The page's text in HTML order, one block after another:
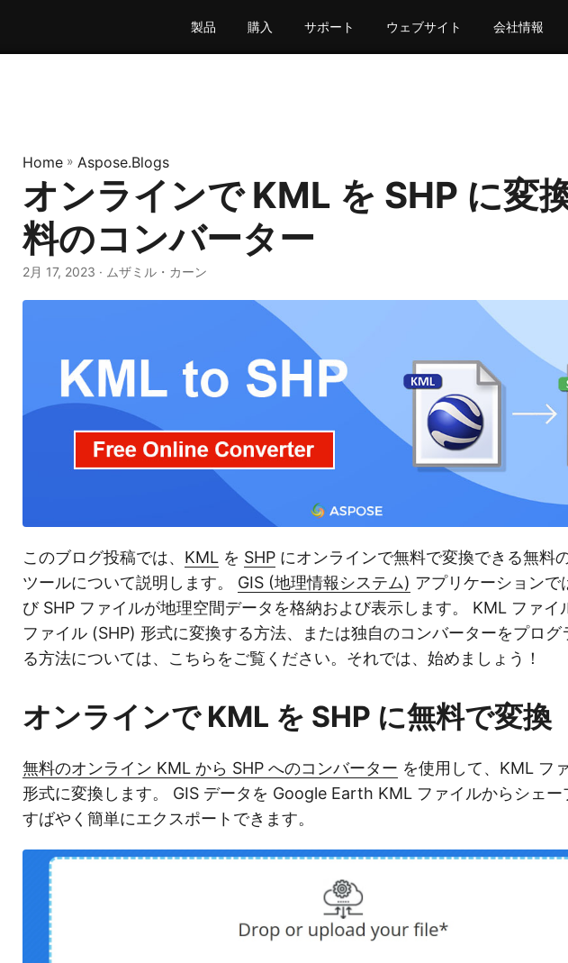
製品 購入 サポート ウェブサイト 会社情報
Home » Aspose.Blogs
オンラインで KML を SHP に変
料のコンバーター
2月 17, 2023 · ムザミル・カーン
このブログ投稿では、 KML を SHP にオンラインで無料で変換できる無料
ツールについて説明します。 GIS (地理情報システム) アプリケーションで
び SHP ファイルが地理空間データを格納および表示します。 KML ファイ
ファイル (SHP) 形式に変換する方法、または独自のコンバーターをプログ
る方法については、こちらをご覧ください。それでは、始めましょう！
オンラインで KML を SHP に無料で変換
無料のオンライン KML から SHP へのコンバーター を使用して、KML フ
形式に変換します。 GIS データを Google Earth KML ファイルからシェー
すばやく簡単にエクスポートできます。